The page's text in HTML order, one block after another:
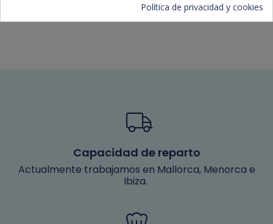
Capacidad de reparto
Actualmente trabajamos en Mallorca, Menorca e
Ibiza.
Política de privacidad y cookies